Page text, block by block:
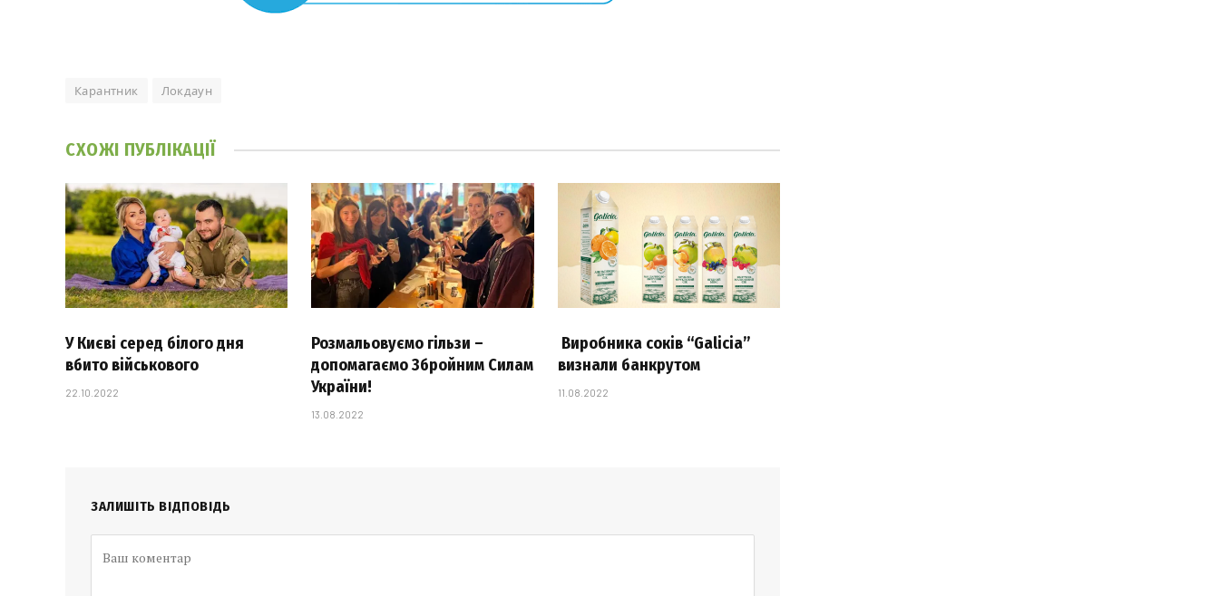
Карантник Локдаун
СХОЖІ ПУБЛІКАЦІЇ
У Києві серед білого дня
вбито військового
22.10.2022
Розмальовуємо гільзи –
допомагаємо Збройним Силам
України!
13.08.2022
Виробника соків “Galicia”
визнали банкрутом
11.08.2022
ЗАЛИШІТЬ ВІДПОВІДЬ